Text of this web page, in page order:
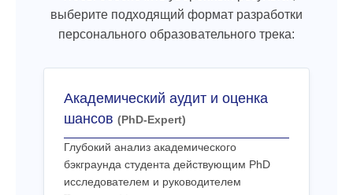
выберите подходящий формат разработки
персонального образовательного трека:
Академический аудит и оценка
шансов (PhD-Expert)
Глубокий анализ академического
бэкграунда студента действующим PhD
исследователем и руководителем